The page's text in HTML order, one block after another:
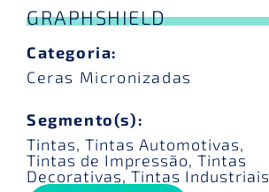
GRAPHSHIELD
Categoria:
Ceras Micronizadas
Segmento(s):
Tintas, Tintas Automotivas,
Tintas de Impressão, Tintas
Decorativas,Tintas Industriais